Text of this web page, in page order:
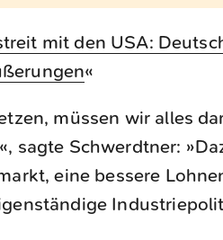
mit den USA:
«
müssen wir alles
sagte Schwerdtner:
eine bessere